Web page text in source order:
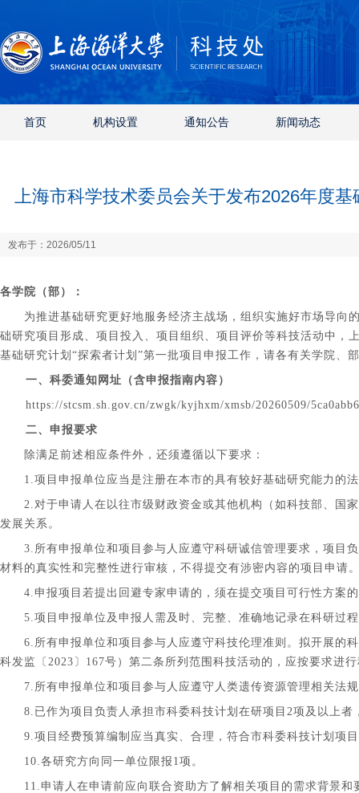
首页 机构设置 通知公告 新闻动态
上海市科学技术委员会关于发布2026年度
发布于：2026/05/11
各学院（部）：
为推进基础研究更好地服务经济主战场，组织实施好市场导向
础研究项目形成、项目投入、项目组织、项目评价等科技活动中，
基础研究计划“探索者计划”第一批项目申报工作，请各有关学院、
一、科委通知网址（含申报指南内容）
https://stcsm.sh.gov.cn/zwgk/kyjhxm/xmsb/20260509/
二、申报要求
除满足前述相应条件外，还须遵循以下要求：
1.项目申报单位应当是注册在本市的具有较好基础研究能力的
2.对于申请人在以往市级财政资金或其他机构（如科技部、国家
发展关系。
3.所有申报单位和项目参与人应遵守科研诚信管理要求，项目负
材料的真实性和完整性进行审核，不得提交有涉密内容的项目申请
4.申报项目若提出回避专家申请的，须在提交项目可行性方案
5.项目申报单位及申报人需及时、完整、准确地记录在科研过
6.所有申报单位和项目参与人应遵守科技伦理准则。拟开展的科
科发监〔2023〕167号）第二条所列范围科技活动的，应按要求进
7.所有申报单位和项目参与人应遵守人类遗传资源管理相关法
8.已作为项目负责人承担市科委科技计划在研项目2项及以上者
9.项目经费预算编制应当真实、合理，符合市科委科技计划项目
10.各研究方向同一单位限报1项。
11.申请人在申请前应向联合资助方了解相关项目的需求背景和